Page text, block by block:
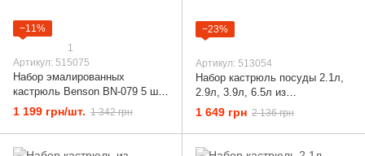
−11%
1
Артикул: 515075
Набор эмалированных
кастрюль Benson BN-079 5 шт.
со стеклянными крышками
1 199 грн/шт. 1 342 грн
−23%
Артикул: 513054
Набор кастрюль посуды 2.1л,
2.9л, 3.9л, 6.5л из
нержавеющей стали Benson (8
предметов) BN-206 Silver
1 649 грн 2 136 грн